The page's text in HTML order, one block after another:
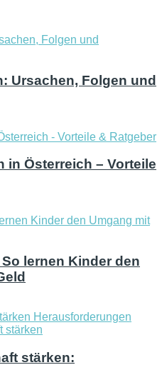
Ursachen, Folgen und
in Österreich – Vorteile
lernen Kinder den
stärken: